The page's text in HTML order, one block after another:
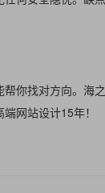
你找对方向。 海
网站设计15年！